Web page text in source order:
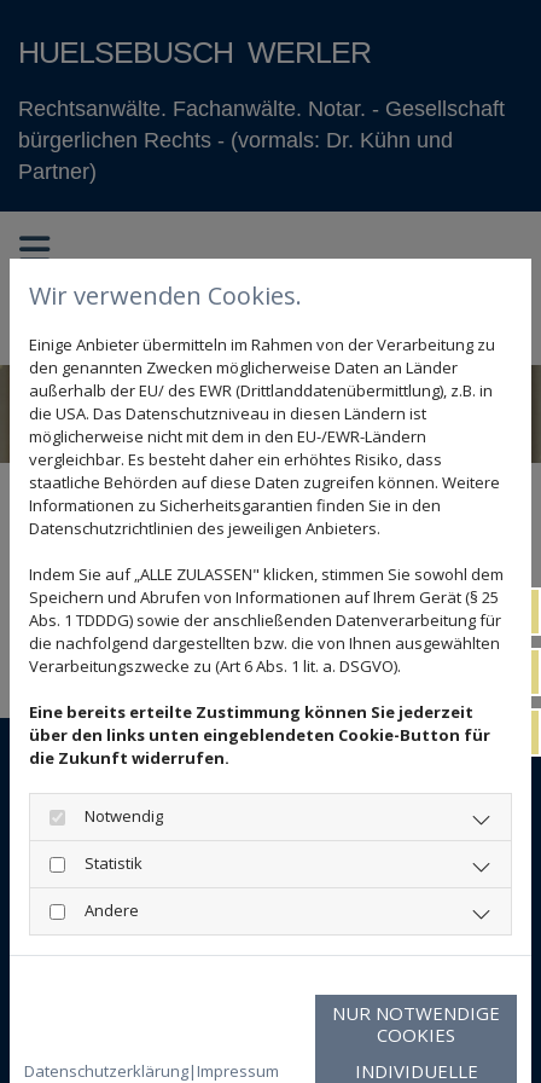
HUELSEBUSCH WERLER
Rechtsanwälte. Fachanwälte. Notar. - Gesellschaft
bürgerlichen Rechts - (vormals: Dr. Kühn und
Partner)
♦ Rufen Sie uns an: 05341 - 82180
Nachricht
Sonstige Rechtsgebiete
Sie haben das Rechtsgebiet, dass Sie suchen nicht
gefunden? Wir sind auch für Sie da, wenn es um andere
Themen geht. Bitte sprechen Sie uns an!
HUELSEBUSCH WERLER GbR
Bohlweg 26
38259 Salzgitter
Telefon
05341 - 82180
kanzlei@huelsebusch-werler.de
Wir verwenden Cookies.
Einige Anbieter übermitteln im Rahmen von der Verarbeitung zu
den genannten Zwecken möglicherweise Daten an Länder
außerhalb der EU/ des EWR (Drittlanddatenübermittlung), z.B. in
die USA. Das Datenschutzniveau in diesen Ländern ist
möglicherweise nicht mit dem in den EU-/EWR-Ländern
vergleichbar. Es besteht daher ein erhöhtes Risiko, dass
staatliche Behörden auf diese Daten zugreifen können. Weitere
Informationen zu Sicherheitsgarantien finden Sie in den
Datenschutzrichtlinien des jeweiligen Anbieters.
Indem Sie auf „ALLE ZULASSEN" klicken, stimmen Sie sowohl dem
Speichern und Abrufen von Informationen auf Ihrem Gerät (§ 25
Abs. 1 TDDDG) sowie der anschließenden Datenverarbeitung für
die nachfolgend dargestellten bzw. die von Ihnen ausgewählten
Verarbeitungszwecke zu (Art 6 Abs. 1 lit. a. DSGVO).
Eine bereits erteilte Zustimmung können Sie jederzeit
über den links unten eingeblendeten Cookie-Button für
die Zukunft widerrufen.
Notwendig
Statistik
Andere
Datenschutzerklärung| Impressum
NUR NOTWENDIGE
COOKIES
INDIVIDUELLE